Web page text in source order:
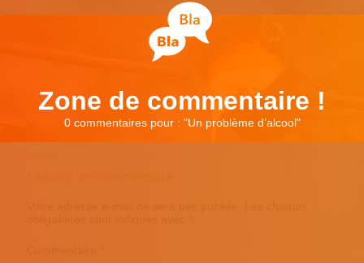
Zone de commentaire !
0 commentaires pour : "Un problème d’alcool"